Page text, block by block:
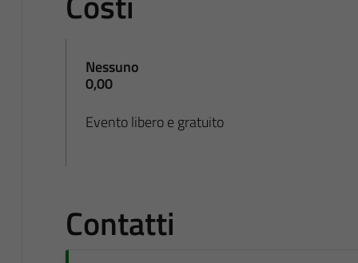
Nessuno
0,00
Evento libero e gratuito
Contatti